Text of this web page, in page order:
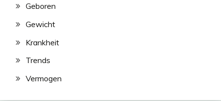
Geboren
Gewicht
Krankheit
Trends
Vermogen